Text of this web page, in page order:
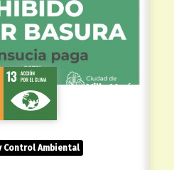
Control Ambiental